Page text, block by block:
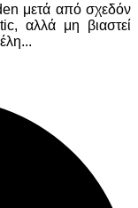
μετά από σχεδόν
αλλά μη βιαστεί